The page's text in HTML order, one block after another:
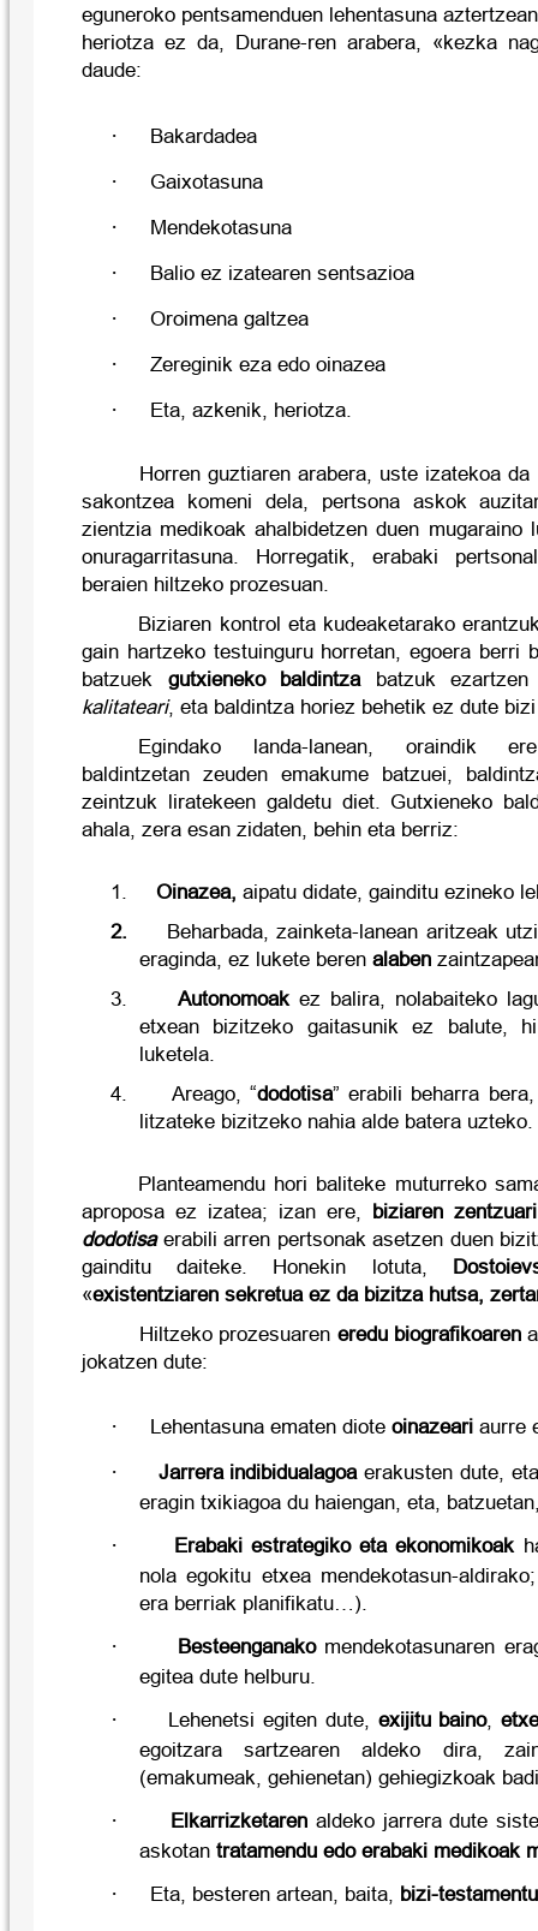
eguneroko pentsamenduen lehentasuna
heriotza ez da, Durane-ren arabera, «kezka
daude:
· Bakardadea
· Gaixotasuna
· Mendekotasuna
· Balio ez izatearen sentsazioa
· Oroimena galtzea
· Zereginik eza edo oinazea
· Eta, azkenik, heriotza.
Horren guztiaren arabera, uste izatekoa
sakontzea komeni dela, pertsona askok
zientzia medikoak ahalbidetzen duen mugaraino
onuragarritasuna. Horregatik, erabaki
beraien hiltzeko prozesuan.
Biziaren kontrol eta kudeaketarako
gain hartzeko testuinguru horretan, egoera berri
batzuek gutxieneko baldintzabatzuk
kalitateari, eta baldintza horiez behetik ez dute
Egindako landa-lanean, oraindik ere
baldintzetan zeuden emakume batzuei,
zeintzuk liratekeen galdetu diet. Gutxieneko
ahala, zera esan zidaten, behin eta berriz:
1. Oinazea, aipatu didate, gainditu ezineko
2.
Beharbada, zainketa-lanean aritzeak
eraginda, ez lukete beren alaben
3.
Autonomoakez balira, nolabaiteko
etxean bizitzeko gaitasunik ez balute,
luketela.
4.
Areago, “dodotisa” erabili beharra
litzateke bizitzeko nahia alde batera uzteko.
Planteamendu hori baliteke muturreko
aproposa ez izatea; izan ere, biziaren zentzuari
dodotisa erabili arren pertsonak asetzen duen
gainditu daiteke. Honekin lotuta,
«existentziaren sekretua ez da bizitza hutsa,
Hiltzeko prozesuaren eredu biografikoaren
jokatzen dute:
· Lehentasuna ematen diote oinazeari aurre
· Jarrera indibidualagoaerakusten dute,
eragin txikiagoa du haiengan, eta,
· Erabaki estrategiko eta ekonomikoak
nola egokitu etxea mendekotasun-
era berriak planifikatu…).
· Besteenganakomendekotasunaren
egitea dute helburu.
· Lehenetsi egiten dute, exijitu baino,
egoitzara sartzearen aldeko dira,
(emakumeak, gehienetan) gehiegizkoak
· Elkarrizketarenaldeko jarrera dute
askotan tratamendu edo erabaki medikoak
· Eta, besteren artean, baita, bizi-